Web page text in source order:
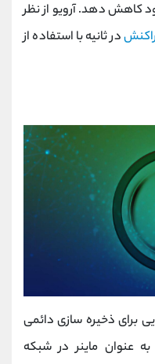
کاهش دهد. آرویو از نظر
در ثانیه با استفاده از
برای ذخیره سازی دائمی
به عنوان ماینر در شبکه